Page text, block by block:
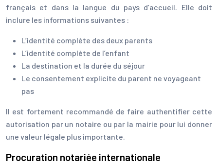
français et dans la langue du pays d’accueil. Elle doit
inclure les informations suivantes :
L’identité complète des deux parents
L’identité complète de l’enfant
La destination et la durée du séjour
Le consentement explicite du parent ne voyageant
pas
Il est fortement recommandé de faire authentifier cette
autorisation par un notaire ou par la mairie pour lui donner
une valeur légale plus importante.
Procuration notariée internationale